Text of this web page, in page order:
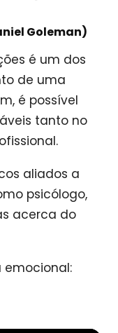
Goleman)
é um dos
de uma
é possível
tanto no
aliados a
psicólogo,
acerca do
emocional: